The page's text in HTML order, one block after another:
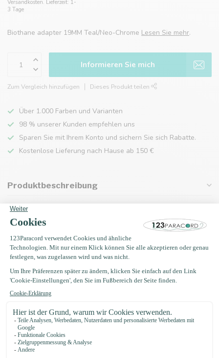
Versandkosten. Lieferzeit: 1-
3 Tage
Biothane adapter 19MM Teal/Neo-Chrome Lesen Sie mehr.
Informieren Sie mich
Zum Vergleich hinzufügen Dieses Produkt teilen
Über 1.000 Farben und Varianten
98 % unserer Kunden empfehlen uns
Sparen Sie mit Ihrem Konto und sichern Sie sich Rabatte.
Kostenlose Lieferung nach Hause ab 150 €
Produktbeschreibung
Eigenschaften
Zuletzt angesehen